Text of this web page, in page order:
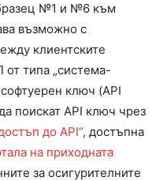
№1 и №6 към
възможно с
клиентските
типа „система-
ключ (API
поискат API ключ чрез
до АPI“, достъпна
на приходната
за осигурителните